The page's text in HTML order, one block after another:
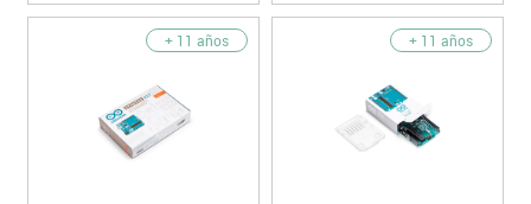
+ 11 años + 11 años